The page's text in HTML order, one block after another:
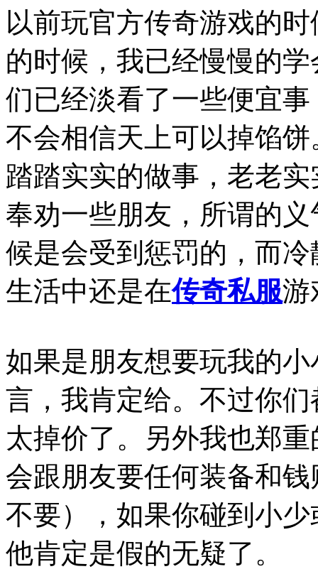
以前玩官方传奇游戏的
的时候，我已经慢慢的
们已经淡看了一些便宜
不会相信天上可以掉馅
踏踏实实的做事，老老
奉劝一些朋友，所谓的
候是会受到惩罚的，而
生活中还是在传奇私服游
如果是朋友想要玩我的
言，我肯定给。不过你
太掉价了。另外我也郑
会跟朋友要任何装备和
不要），如果你碰到小
他肯定是假的无疑了。